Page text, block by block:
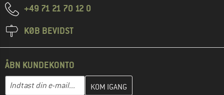
+49 71 21 70 12 0
KØB BEVIDST
ÅBN KUNDEKONTO
E-mail-adresse
Indtast din e-mailadresse her, og opret i næste trin din